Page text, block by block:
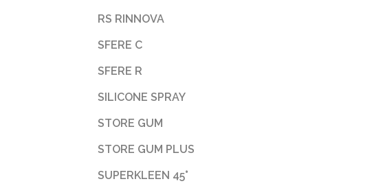
RS RINNOVA
SFERE C
SFERE R
SILICONE SPRAY
STORE GUM
STORE GUM PLUS
SUPERKLEEN 45°